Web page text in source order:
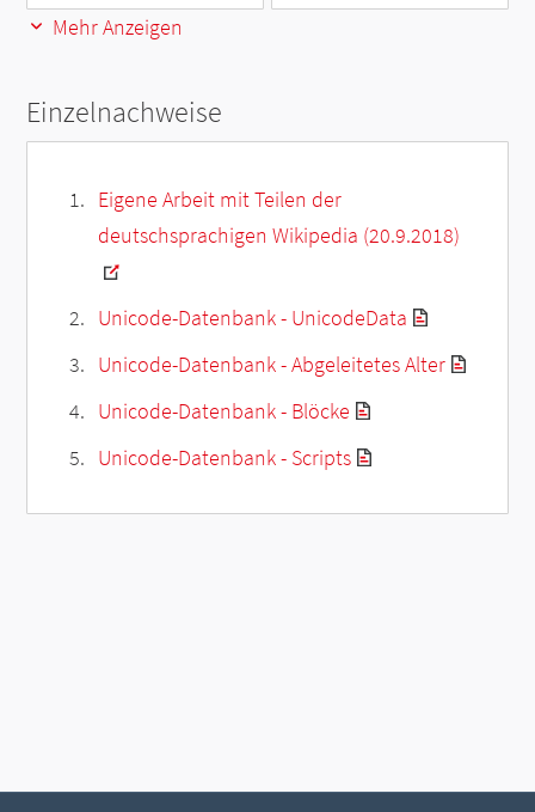
Mehr Anzeigen
Einzelnachweise
Eigene Arbeit mit Teilen der
deutschsprachigen Wikipedia (20.9.2018)
Unicode-Datenbank - UnicodeData
Unicode-Datenbank - Abgeleitetes Alter
Unicode-Datenbank - Blöcke
Unicode-Datenbank - Scripts